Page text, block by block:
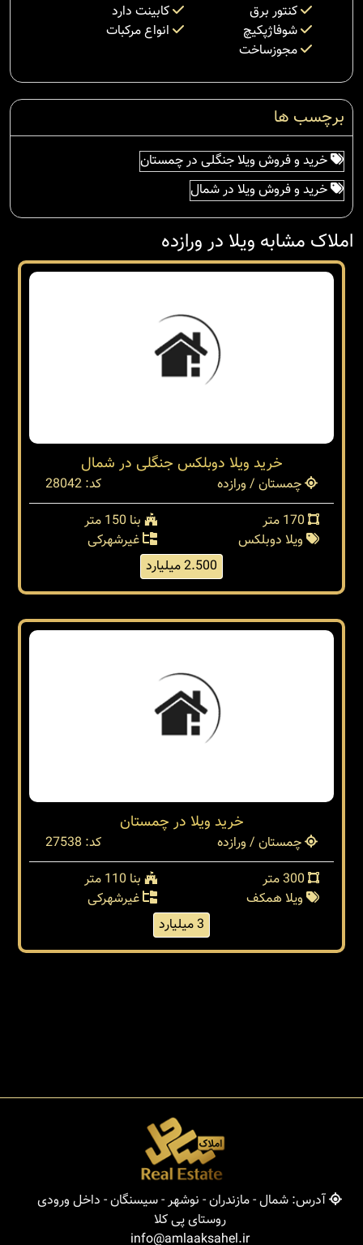
کنتور برق
کابینت دارد
شوفاژپکیچ
انواع مرکبات
مجوزساخت
برچسب ها
خرید و فروش ویلا جنگلی در چمستان
خرید و فروش ویلا در شمال
املاک مشابه ویلا در ورازده
خرید ویلا دوبلکس جنگلی در شمال
چمستان / ورازده
کد: 28042
بنا 150 متر
ویلا دوبلکس
غیرشهرکی
2.500 میلیارد
خرید ویلا در چمستان
چمستان / ورازده
کد: 27538